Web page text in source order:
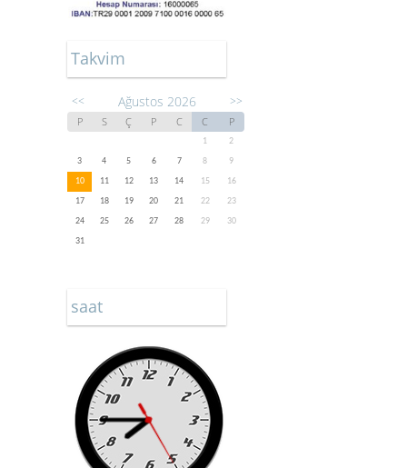
Takvim
<< Ağustos 2026 >>
P S Ç P C C P
1
2
3
4 5 6 7 8
9
10
11 12 13 14 15
16
17
18 19 20 21 22
23
24
25 26 27 28 29
30
31
saat